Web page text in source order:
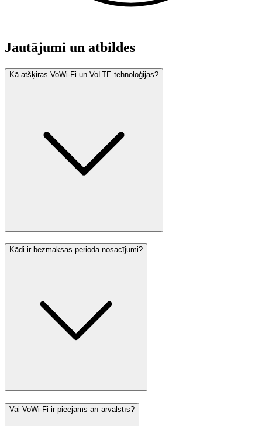
Jautājumi un atbildes
Kā atšķiras VoWi-Fi un VoLTE tehnoloģijas?
Kādi ir bezmaksas perioda nosacījumi?
Vai VoWi-Fi ir pieejams arī ārvalstīs?